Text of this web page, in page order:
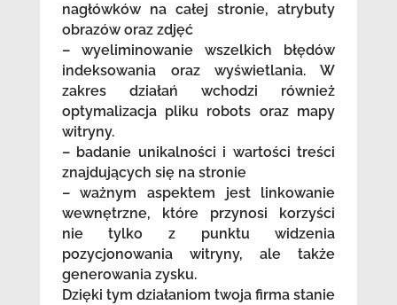
nagłówków na całej stronie, atrybuty
obrazów oraz zdjęć
– wyeliminowanie wszelkich błędów
indeksowania oraz wyświetlania. W
zakres działań wchodzi również
optymalizacja pliku robots oraz mapy
witryny.
– badanie unikalności i wartości treści
znajdujących się na stronie
– ważnym aspektem jest linkowanie
wewnętrzne, które przynosi korzyści
nie tylko z punktu widzenia
pozycjonowania witryny, ale także
generowania zysku.
Dzięki tym działaniom twoja firma stanie